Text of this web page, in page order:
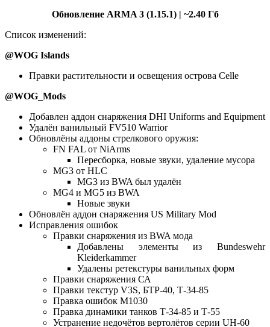
Обновление ARMA 3 (1.15.1) | ~2.40 Гб
Список изменений:
@WOG Islands
Правки растительности и освещения острова Celle
@WOG_Mods
Добавлен аддон снаряжения DHI Uniforms and Equipment
Удалён ванильный FV510 Warrior
Обновлёны аддоны стрелкового оружия:
FN FAL от NiArms
Пересборка, новые звуки, удаление мусора
MG3 от HLC
MG3 из BWA был удалён
MG4 и MG5 из BWA
Новые звуки
Обновлён аддон снаряжения US Military Mod
Исправления ошибок
Правки снаряжения из BWA мода
Добавлены элементы из Bundeswehr
Kleiderkammer
Удалены ретекстуры ванильных форм
Правки снаряжения СА
Правки текстур V3S, БТР-40, Т-34-85
Правка ошибок М1030
Правка динамики танков Т-34-85 и Т-55
Устранение недочётов вертолётов серии UH-60